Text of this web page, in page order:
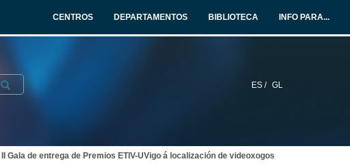
CENTROS DEPARTAMENTOS BIBLIOTECA INFO PARA...
ES / GL
Submit
II Gala de entrega de Premios ETIV-UVigo á localización de videoxogos